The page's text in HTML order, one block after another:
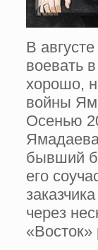
В
воевать
хорошо,
войны
Осенью
бывший
его
через